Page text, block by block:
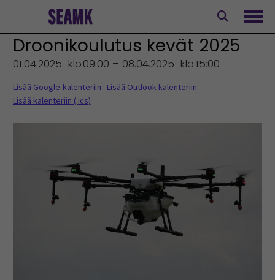
Droonikoulutus kevät 2025
01.04.2025 klo09:00 – 08.04.2025 klo15:00
Lisää Google-kalenteriin
Lisää Outlook-kalenteriin
Lisää kalenteriin (.ics)